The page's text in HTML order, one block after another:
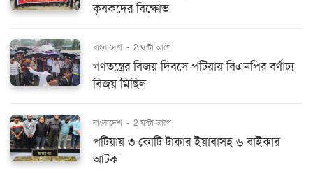
কৃষকদের বিক্ষোভ
বাংলাদেশ - 2 ঘন্টা আগে
গণতন্ত্রের বিজয় দিবসে পটিয়ায় বিএনপির বর্ণাঢ্য
বিজয় মিছিল
বাংলাদেশ - 2 ঘন্টা আগে
পটিয়ায় ৩ কোটি টাকার ইয়াবাসহ ৬ বাইকার
আটক